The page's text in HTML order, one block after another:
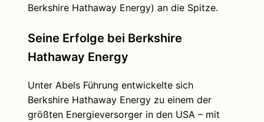
Berkshire Hathaway Energy) an die Spitze.
Seine Erfolge bei Berkshire
Hathaway Energy
Unter Abels Führung entwickelte sich
Berkshire Hathaway Energy zu einem der
größten Energieversorger in den USA – mit